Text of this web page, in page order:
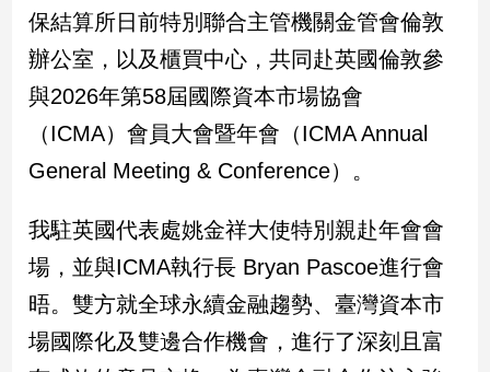
政
治
焦
品
觀
點
民
國
會
點
保結算所日前特別聯合主管機關金管會倫敦
辦公室，以及櫃買中心，共同赴英國倫敦參
與2026年第58屆國際資本市場協會
（ICMA）會員大會暨年會（ICMA Annual
General Meeting & Conference）。
我駐英國代表處姚金祥大使特別親赴年會會
場，並與ICMA執行長 Bryan Pascoe進行會
晤。雙方就全球永續金融趨勢、臺灣資本市
場國際化及雙邊合作機會，進行了深刻且富